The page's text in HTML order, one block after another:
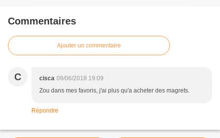
Commentaires
Ajouter un commentaire
C cisca 09/06/2018 19:09
Zou dans mes favoris, j'ai plus qu'a acheter des magrets.
Répondre